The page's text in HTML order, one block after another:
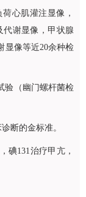
心肌灌注显像，
代谢显像，甲状腺
显像等近20余种检
验（幽门螺杆菌检
断的金标准。
碘131治疗甲亢，